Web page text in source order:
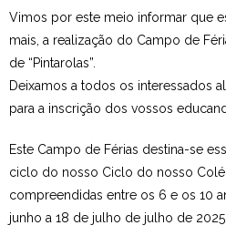
Vimos por este meio informar que
mais, a realização do Campo de
de “Pintarolas”.
Deixamos a todos os interessados
para a inscrição dos vossos
Este Campo de Férias destina-se
ciclo do nosso Ciclo do nosso
compreendidas entre os 6 e os 10
junho a 18 de julho de julho de 2025.